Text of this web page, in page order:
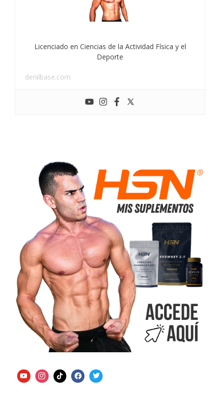
Licenciado en Ciencias de la Actividad Física y el
Deporte
denilbase.com